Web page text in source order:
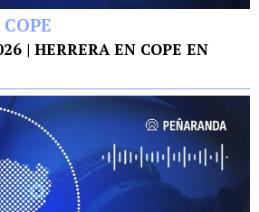
| HERRERA EN COPE EN